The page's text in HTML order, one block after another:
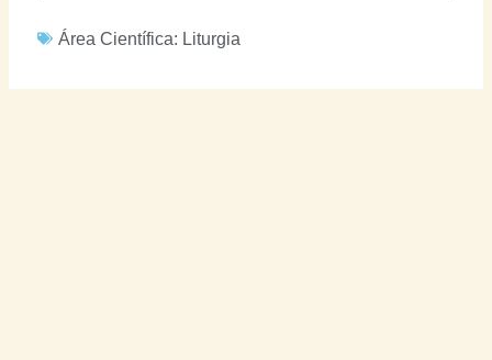
Área Científica: Liturgia